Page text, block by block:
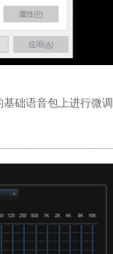
础语音包上进行微